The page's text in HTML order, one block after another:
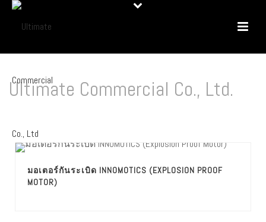
Ultimate Commercial Co., Ltd.
มอเตอร์กันระเบิด INNOMOTICS (EXPLOSION PROOF
MOTOR)